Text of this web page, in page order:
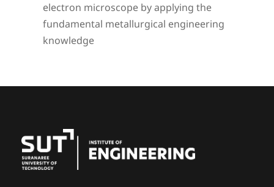
electron microscope by applying the
fundamental metallurgical engineering
knowledge